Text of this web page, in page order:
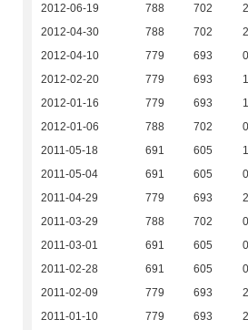
2012-06-19
788 702
2012-04-30
788 702
2012-04-10
779 693
2012-02-20
779 693
2012-01-16
779 693
2012-01-06
788 702
2011-05-18
691 605
2011-05-04
691 605
2011-04-29
779 693
2011-03-29
788 702
2011-03-01
691 605
2011-02-28
691 605
2011-02-09
779 693
2011-01-10
779 693